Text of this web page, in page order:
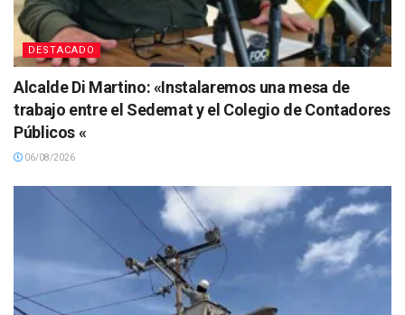
DESTACADO
Alcalde Di Martino: «Instalaremos una mesa de
trabajo entre el Sedemat y el Colegio de Contadores
Públicos «
06/08/2026